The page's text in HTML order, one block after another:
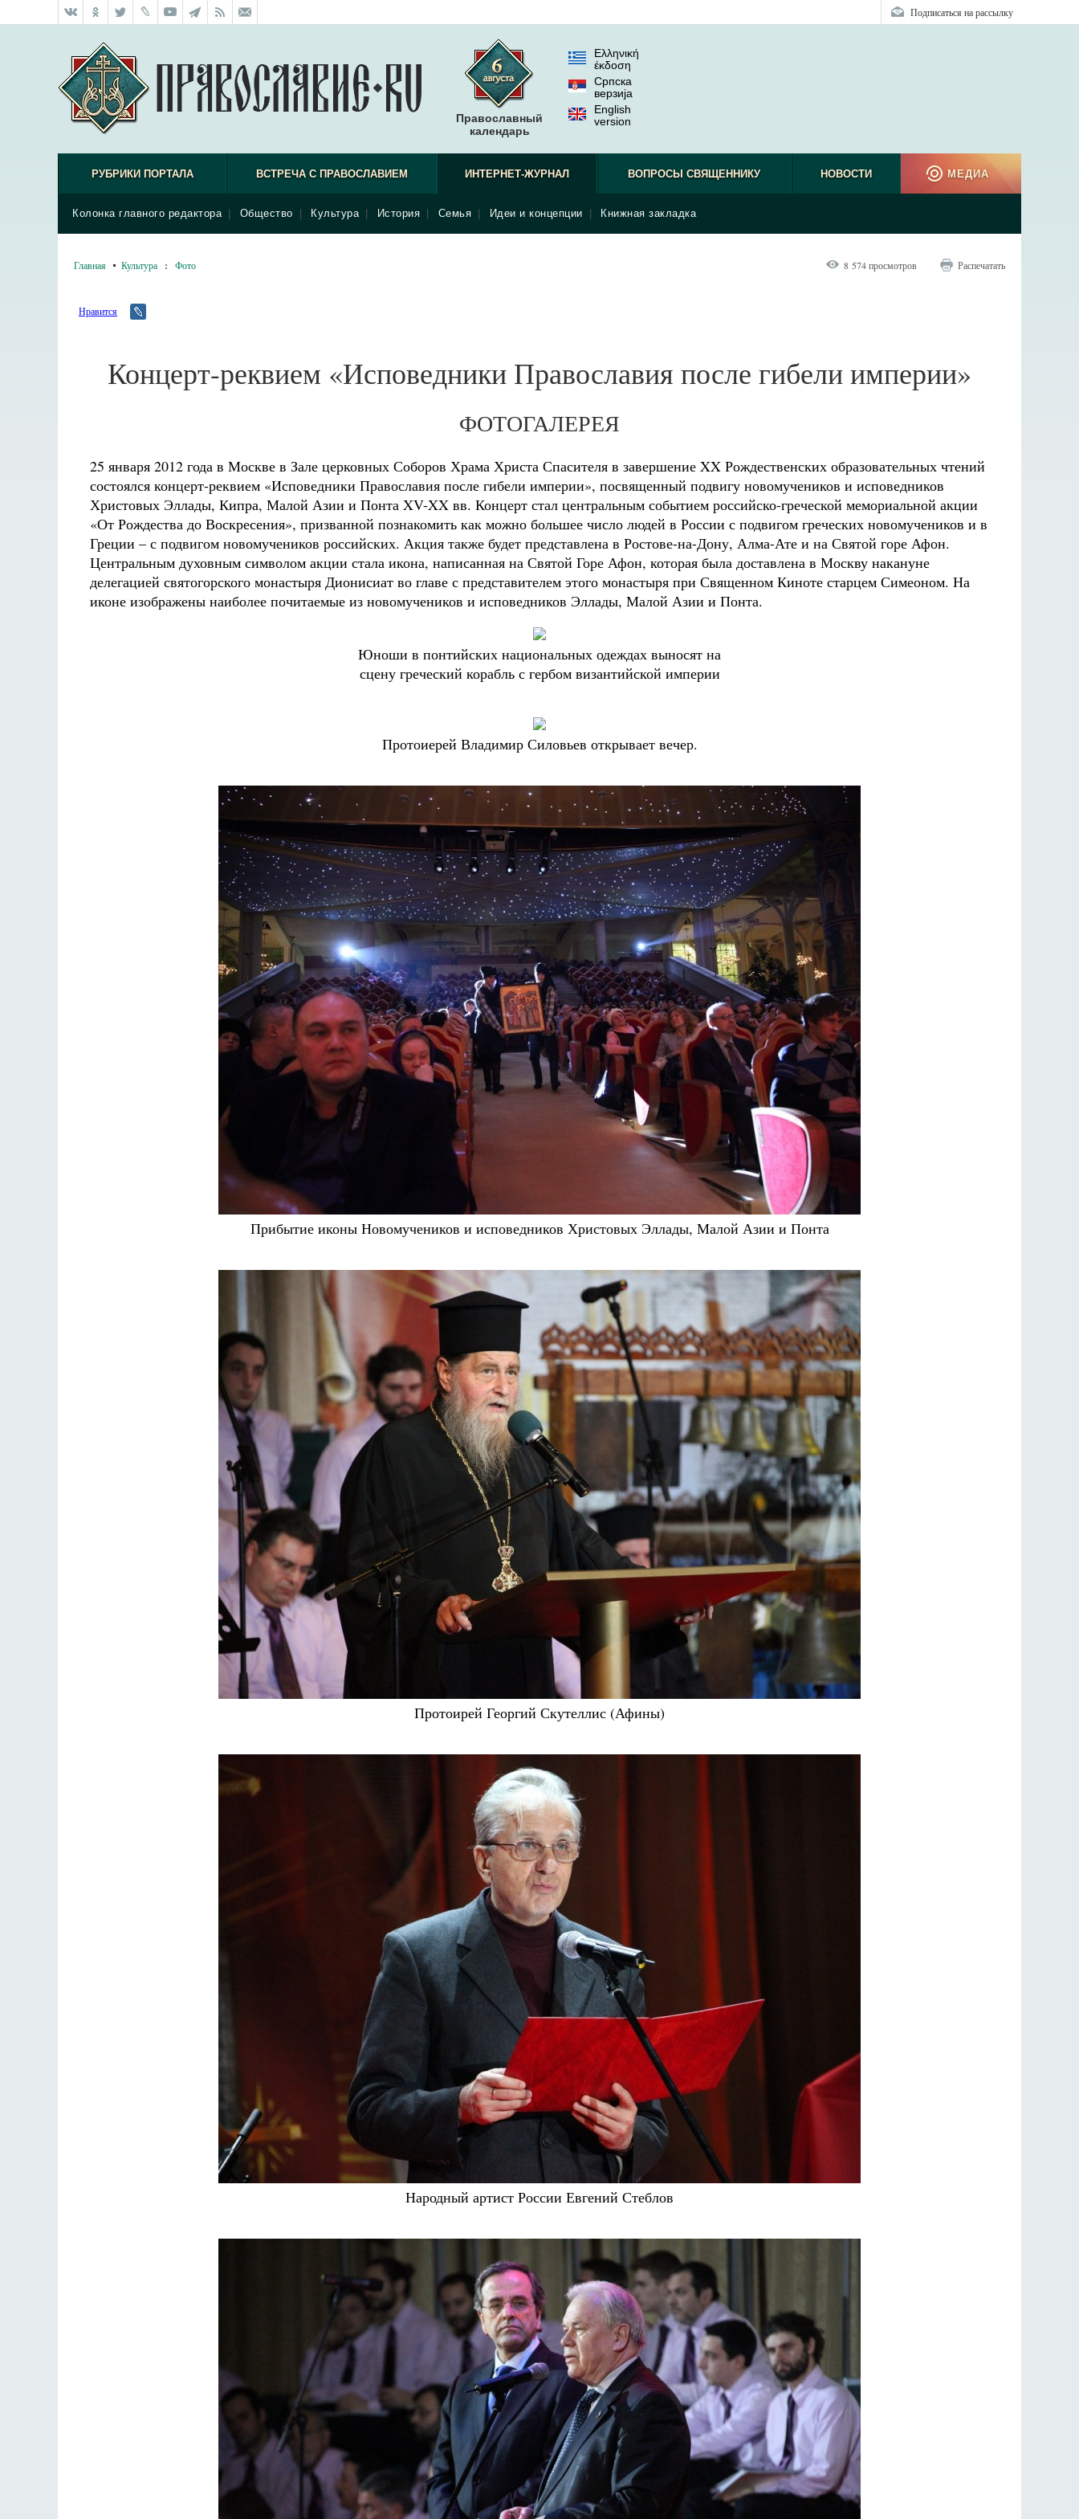
Подписаться на рассылку
Православный
календарь
Ελληνική
έκδοση
Српска
верзиjа
English
version
РУБРИКИ ПОРТАЛА ВСТРЕЧА С ПРАВОСЛАВИЕМ ИНТЕРНЕТ-ЖУРНАЛ
Колонка главного редактора Общество Культура История Семья Идеи и концепции Книжная закладка
ВОПРОСЫ СВЯЩЕННИКУ НОВОСТИ МЕДИА
Главная Культура : Фото 8 574 просмотров Распечатать
Нравится
Концерт-реквием «Исповедники Православия после гибели империи»
ФОТОГАЛЕРЕЯ
25 января 2012 года в Москве в Зале церковных Соборов Храма Христа Спасителя в завершение XX Рождественских образовательных чтений
состоялся концерт-реквием «Исповедники Православия после гибели империи», посвященный подвигу новомучеников и исповедников
Христовых Эллады, Кипра, Малой Азии и Понта XV-XX вв. Концерт стал центральным событием российско-греческой мемориальной акции
«От Рождества до Воскресения», призванной познакомить как можно большее число людей в России с подвигом греческих новомучеников и в
Греции – с подвигом новомучеников российских. Акция также будет представлена в Ростове-на-Дону, Алма-Ате и на Святой горе Афон.
Центральным духовным символом акции стала икона, написанная на Святой Горе Афон, которая была доставлена в Москву накануне
делегацией святогорского монастыря Дионисиат во главе с представителем этого монастыря при Священном Киноте старцем Симеоном. На
иконе изображены наиболее почитаемые из новомучеников и исповедников Эллады, Малой Азии и Понта.
Юноши в понтийских национальных одеждах выносят на
сцену греческий корабль с гербом византийской империи
Протоиерей Владимир Силовьев открывает вечер.
Прибытие иконы Новомучеников и исповедников Христовых Эллады, Малой Азии и Понта
Протоирей Георгий Скутеллис (Афины)
Народный артист России Евгений Стеблов